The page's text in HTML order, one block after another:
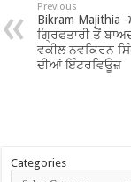
Previous
Bikram Majithia -
ਗ੍ਰਿਫਤਾਰੀ ਤੋਂ
ਵਕੀਲ ਨਵਕਿਰਨ
ਦੀਆਂ ਇੰਟਰਵਿਊਜ਼
Categories